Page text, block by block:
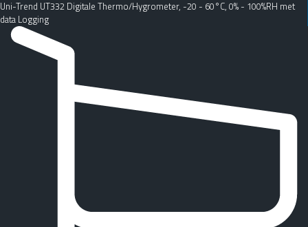
Uni-Trend UT332 Digitale Thermo/Hygrometer, -20 - 60°C, 0% - 100%RH met
data Logging